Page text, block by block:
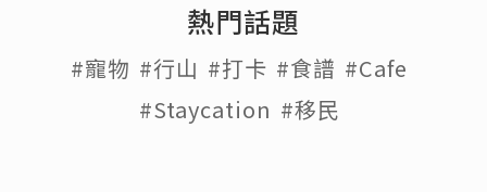
熱門話題
#寵物 #行山 #打卡 #食譜 #Cafe
#Staycation #移民